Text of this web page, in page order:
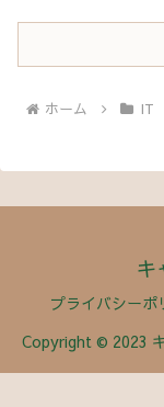
ホーム IT
キ
プライバシーポ
Copyright © 2023